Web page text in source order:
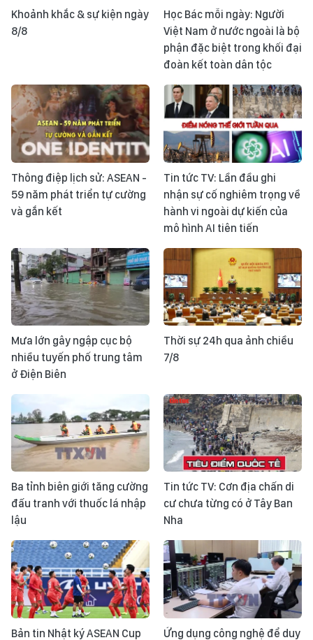
Khoảnh khắc & sự kiện ngày
8/8
Học Bác mỗi ngày: Người
Việt Nam ở nước ngoài là bộ
phận đặc biệt trong khối đại
đoàn kết toàn dân tộc
Thông điệp lịch sử: ASEAN -
59 năm phát triển tự cường
và gắn kết
Tin tức TV: Lần đầu ghi
nhận sự cố nghiêm trọng về
hành vi ngoài dự kiến của
mô hình AI tiên tiến
Mưa lớn gây ngập cục bộ
nhiều tuyến phố trung tâm
ở Điện Biên
Thời sự 24h qua ảnh chiều
7/8
Ba tỉnh biên giới tăng cường
đấu tranh với thuốc lá nhập
lậu
Tin tức TV: Cơn địa chấn di
cư chưa từng có ở Tây Ban
Nha
Bản tin Nhật ký ASEAN Cup Ứng dụng công nghệ để duy